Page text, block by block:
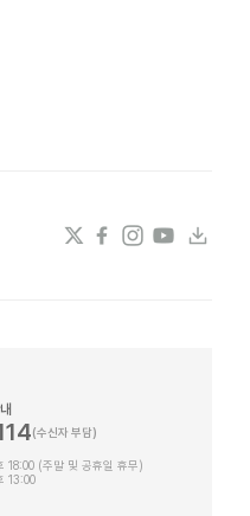
18:00 (주말 및 공휴일 휴무)
13:00